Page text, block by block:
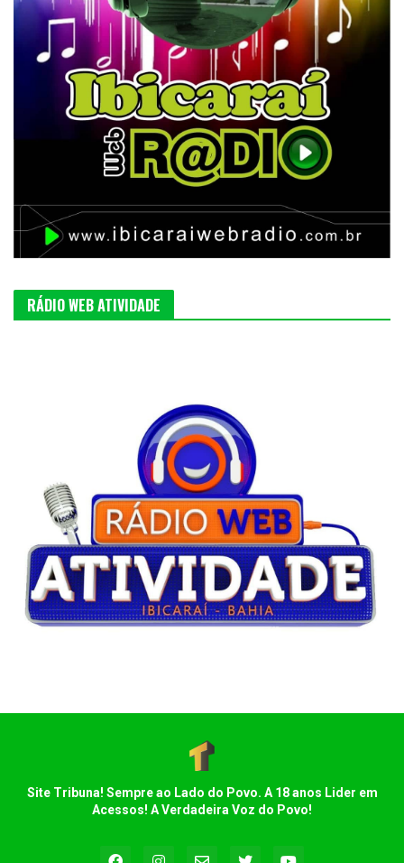
RÁDIO WEB ATIVIDADE
Site Tribuna! Sempre ao Lado do Povo. A 18 anos Lider em
Acessos! A Verdadeira Voz do Povo!